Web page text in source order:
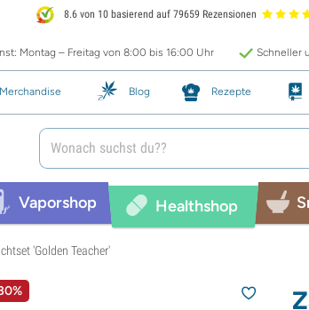
8.6 von 10 basierend auf 79659 Rezensionen
Montag – Freitag von 8:00 bis 16:00 Uhr Schneller
Merchandise Blog Rezepte
Vaporshop Healthshop
'Golden Teacher'